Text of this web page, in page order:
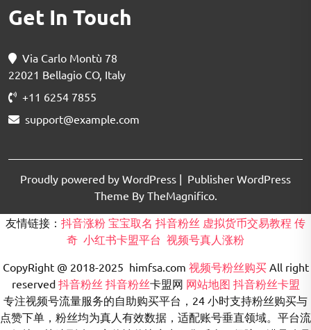
Get In Touch
Via Carlo Montù 78
22021 Bellagio CO, Italy
+11 6254 7855
support@example.com
Proudly powered by WordPress | Publisher WordPress
Theme By TheMagnifico.
友情链接： 抖音涨粉 宝宝取名 抖音粉丝 虚拟货币交易教程 传
奇 小红书卡盟平台 视频号真人涨粉
CopyRight @ 2018-2025 himfsa.com 视频号粉丝购买All right
reserved 抖音粉丝 抖音粉丝卡盟网 网站地图 抖音粉丝卡盟
专注视频号流量服务的自助购买平台，24 小时支持粉丝购买与
点赞下单，粉丝均为真人有效数据，适配账号垂直领域。平台流